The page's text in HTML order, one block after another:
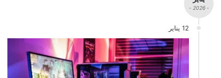
- 2026 -
12 يناير